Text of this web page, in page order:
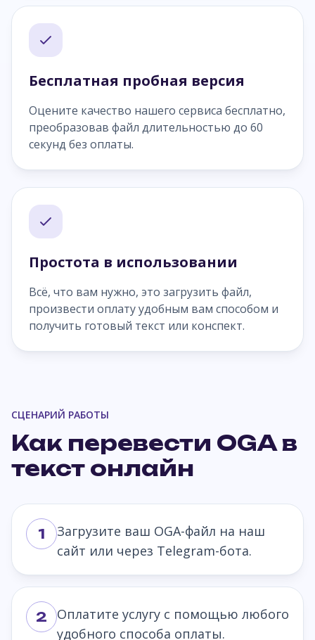
Бесплатная пробная версия
Оцените качество нашего сервиса бесплатно,
преобразовав файл длительностью до 60
секунд без оплаты.
Простота в использовании
Всё, что вам нужно, это загрузить файл,
произвести оплату удобным вам способом и
получить готовый текст или конспект.
СЦЕНАРИЙ РАБОТЫ
Как перевести OGA в
текст онлайн
1
Загрузите ваш OGA-файл на наш
сайт или через Telegram-бота.
2
Оплатите услугу с помощью любого
удобного способа оплаты.